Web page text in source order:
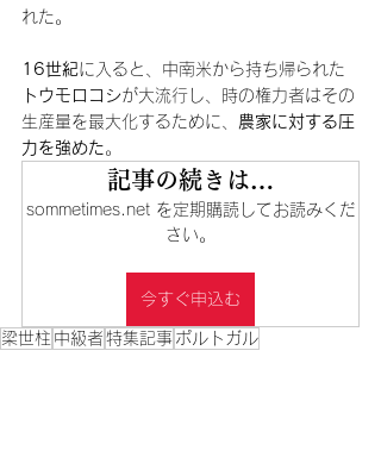
れた。
16世紀に入ると、中南米から持ち帰られた
トウモロコシが大流行し、時の権力者はその
生産量を最大化するために、 農家に対する圧
力を強めた。
記事の続きは…
sommetimes.net を定期購読してお読みくだ
さい。
今すぐ申込む
梁世柱 中級者 特集記事 ポルトガル